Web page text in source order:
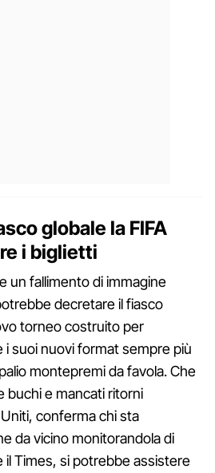
globale la FIFA
i biglietti
un fallimento di immagine
decretare il fiasco
torneo costruito per
i suoi nuovi format sempre più
montepremi da favola. Che
buchi e mancati ritorni
conferma chi sta
da vicino monitorandola di
il Times, si potrebbe assistere